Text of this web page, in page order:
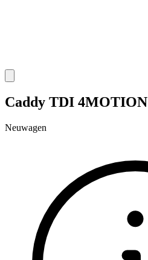
Caddy TDI 4MOTION
Neuwagen